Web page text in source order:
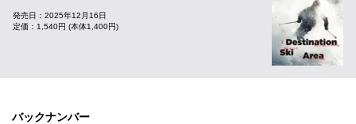
発売日：2025年12月16日
定価：1,540円 (本体1,400円)
バックナンバー